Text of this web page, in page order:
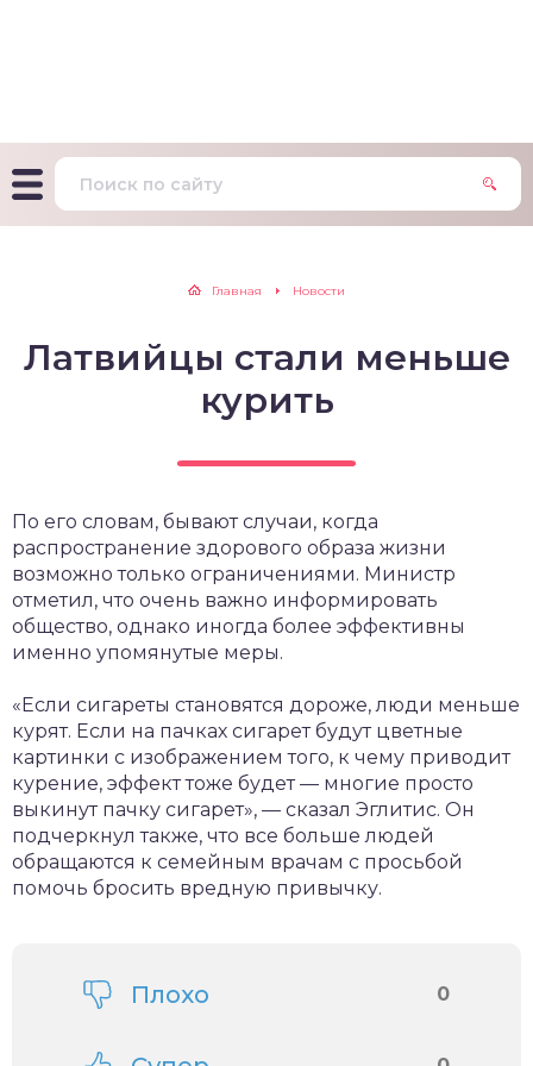
Главная Новости
Латвийцы стали меньше
курить
По его словам, бывают случаи, когда
распространение здорового образа жизни
возможно только ограничениями. Министр
отметил, что очень важно информировать
общество, однако иногда более эффективны
именно упомянутые меры.
«Если сигареты становятся дороже, люди меньше
курят. Если на пачках сигарет будут цветные
картинки с изображением того, к чему приводит
курение, эффект тоже будет — многие просто
выкинут пачку сигарет», — сказал Эглитис. Он
подчеркнул также, что все больше людей
обращаются к семейным врачам с просьбой
помочь бросить вредную привычку.
Плохо 0
на определение типа
поведения
зависимости
курильщика –